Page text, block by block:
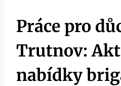
Práce pro
Trutnov:
nabídky